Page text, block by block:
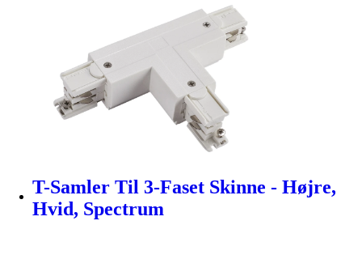
T-Samler Til 3-Faset Skinne - Højre,
Hvid, Spectrum